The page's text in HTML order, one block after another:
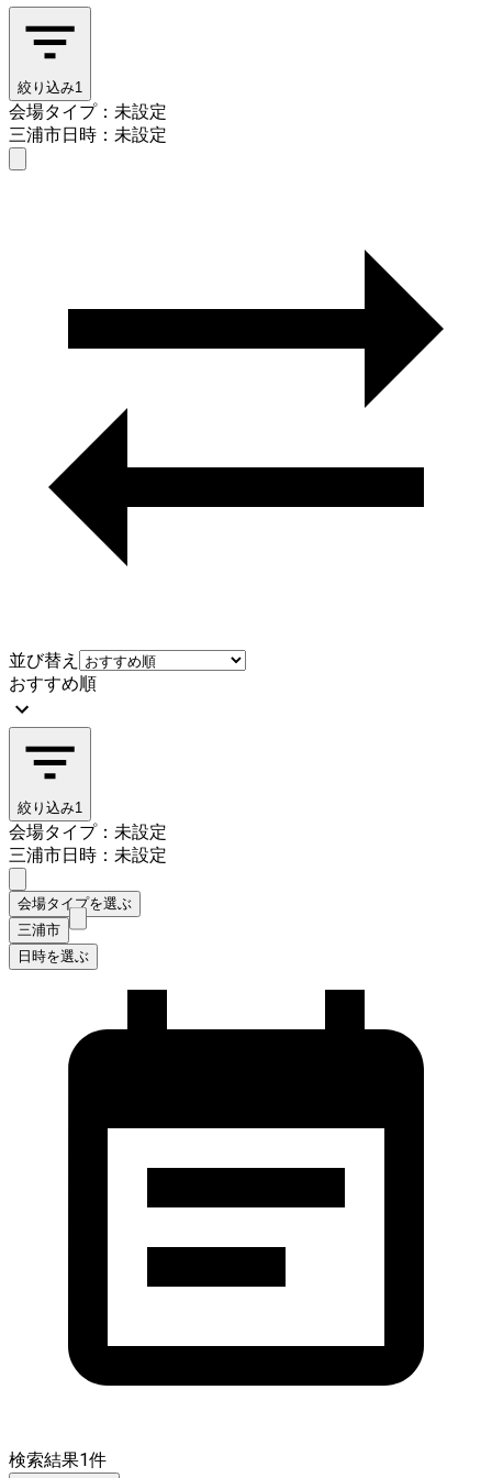
絞り込み1
会場タイプ：未設定
三浦市日時：未設定
並び替え
おすすめ順
絞り込み1
会場タイプ：未設定
三浦市日時：未設定
会場タイプを選ぶ
三浦市
日時を選ぶ
検索結果1件